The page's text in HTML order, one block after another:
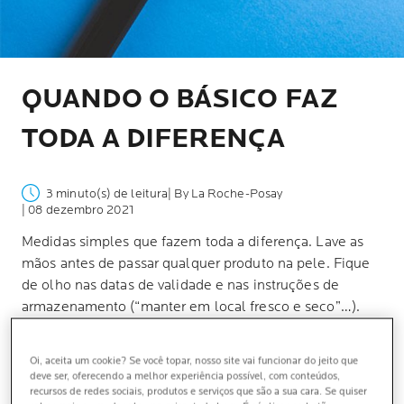
QUANDO O BÁSICO FAZ
TODA A DIFERENÇA
3 minuto(s) de leitura | By La Roche-Posay
| 08 dezembro 2021
Medidas simples que fazem toda a diferença. Lave as
mãos antes de passar qualquer produto na pele. Fique
de olho nas datas de validade e nas instruções de
armazenamento (“manter em local fresco e seco”…).
Oi, aceita um cookie? Se você topar, nosso site vai funcionar do jeito que
deve ser, oferecendo a melhor experiência possível, com conteúdos,
recursos de redes sociais, produtos e serviços que são a sua cara. Se quiser